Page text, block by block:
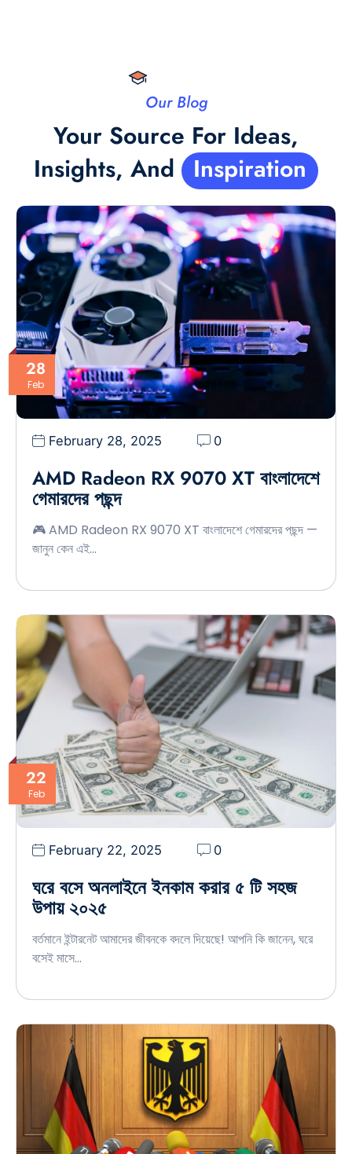
Our Blog
Your Source For Ideas,
Insights, And
Inspiration
28
Feb
February 28, 2025 0
AMD Radeon RX 9070 XT বাংলাদেশে
গেমারদের পছন্দ
🎮 AMD Radeon RX 9070 XT বাংলাদেশে গেমারদের পছন্দ —
জানুন কেন এই…
22
Feb
February 22, 2025 0
ঘরে বসে অনলাইনে ইনকাম করার ৫ টি সহজ
উপায় ২০২৫
বর্তমানে ইন্টারনেট আমাদের জীবনকে বদলে দিয়েছে! আপনি কি জানেন, ঘরে
বসেই মাসে…